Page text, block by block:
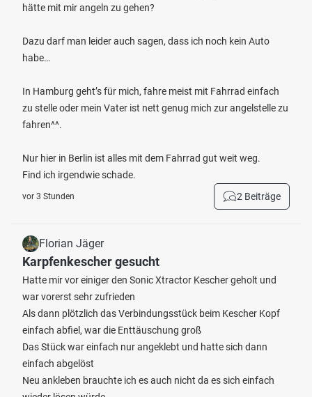
hätte mit mir angeln zu gehen?
Dazu darf man leider auch sagen, dass ich noch kein Auto
habe…
In Hamburg geht’s für mich, fahre meist mit Fahrrad einfach
zu stelle oder mein Vater ist nett genug mich zur angelstelle zu
fahren^^.
Nur hier in Berlin ist alles mit dem Fahrrad gut weit weg.
Find ich irgendwie schade.
vor 3 Stunden 2 Beiträge
Florian Jäger
Karpfenkescher gesucht
Hatte mir vor einiger den Sonic Xtractor Kescher geholt und
war vorerst sehr zufrieden
Als dann plötzlich das Verbindungsstück beim Kescher Kopf
einfach abfiel, war die Enttäuschung groß
Das Stück war einfach nur angeklebt und hatte sich dann
einfach abgelöst
Neu ankleben brauchte ich es auch nicht da es sich einfach